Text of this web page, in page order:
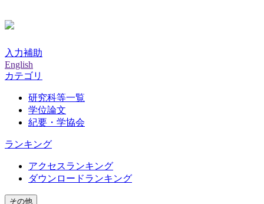
入力補助
English
カテゴリ
研究科等一覧
学位論文
紀要・学協会
ランキング
アクセスランキング
ダウンロードランキング
その他